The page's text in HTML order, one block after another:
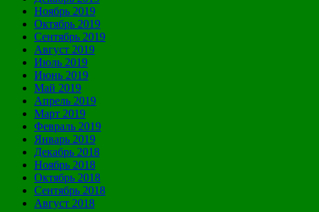
Ноябрь 2019
Октябрь 2019
Сентябрь 2019
Август 2019
Июль 2019
Июнь 2019
Май 2019
Апрель 2019
Март 2019
Февраль 2019
Январь 2019
Декабрь 2018
Ноябрь 2018
Октябрь 2018
Сентябрь 2018
Август 2018